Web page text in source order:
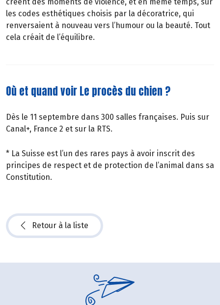
les codes esthétiques choisis par la décoratrice, qui
renversaient à nouveau vers l’humour ou la beauté. Tout
cela créait de l’équilibre.
Où et quand voir Le procès du chien ?
Dès le 11 septembre dans 300 salles françaises. Puis sur
Canal+, France 2 et sur la RTS.
* La Suisse est l’un des rares pays à avoir inscrit des
principes de respect et de protection de l’animal dans sa
Constitution.
Retour à la liste